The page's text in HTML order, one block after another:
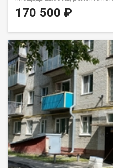
этаже 2-этажного кирпичного
170 500 ₽